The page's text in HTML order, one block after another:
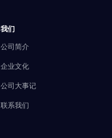
我们
公司简介
企业文化
公司大事记
联系我们